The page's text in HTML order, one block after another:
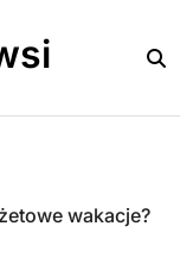
wakacje?